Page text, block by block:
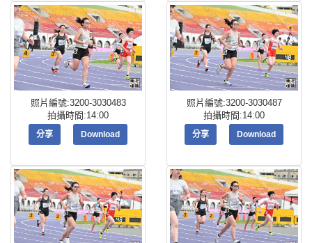
照片編號:3200-3030483
拍攝時間:14:00
分享 Download
照片編號:3200-3030487
拍攝時間:14:00
分享 Download